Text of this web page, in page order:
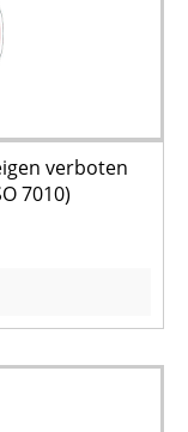
verboten
7010)